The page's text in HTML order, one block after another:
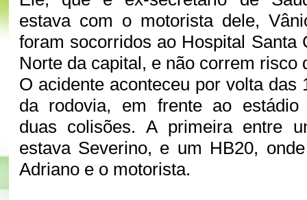
estava com o motorista dele,
foram socorridos ao Hospital Santa
Norte da capital, e não correm risco
O acidente aconteceu por volta das
da rodovia, em frente ao estádio
duas colisões. A primeira entre
estava Severino, e um HB20,
Adriano e o motorista.